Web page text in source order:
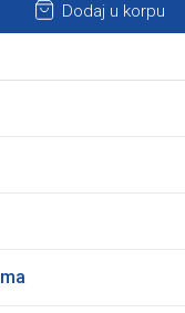
Dodaj u korpu